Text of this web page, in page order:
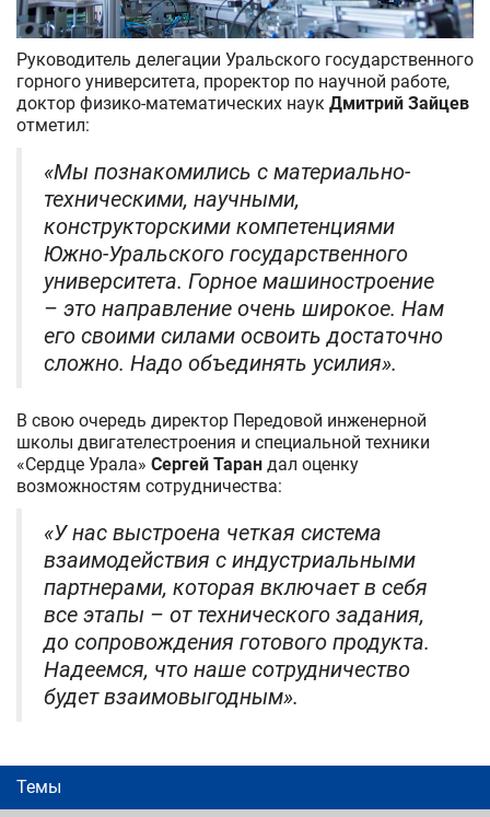
Руководитель делегации Уральского государственного
горного университета, проректор по научной работе,
доктор физико-математических наук Дмитрий Зайцев
отметил:
«Мы познакомились с материально-
техническими, научными,
конструкторскими компетенциями
Южно-Уральского государственного
университета. Горное машиностроение
– это направление очень широкое. Нам
его своими силами освоить достаточно
сложно. Надо объединять усилия».
В свою очередь директор Передовой инженерной
школы двигателестроения и специальной техники
«Сердце Урала» Сергей Таран дал оценку
возможностям сотрудничества:
«У нас выстроена четкая система
взаимодействия с индустриальными
партнерами, которая включает в себя
все этапы – от технического задания,
до сопровождения готового продукта.
Надеемся, что наше сотрудничество
будет взаимовыгодным».
Темы